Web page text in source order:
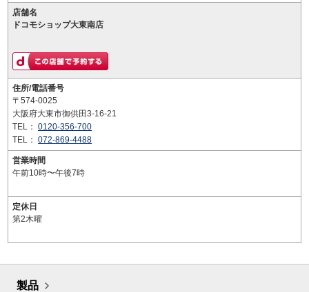
店舗名
ドコモショップ大東南店
住所/電話番号
〒574-0025
大阪府大東市御供田3-16-21
TEL： 0120-356-700
TEL： 072-869-4488
営業時間
午前10時〜午後7時
定休日
第2木曜
製品